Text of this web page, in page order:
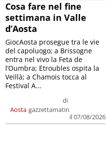
Cosa fare nel fine
settimana in Valle
d’Aosta
Aosta
di
gazzettamatin
il 07/08/2026
GiocAosta prosegue tra le vie
del capoluogo; a Brissogne
entra nel vivo la Feta de
l’Oumbra; Etroubles ospita la
Veillà; a Chamois tocca al
Festival A...